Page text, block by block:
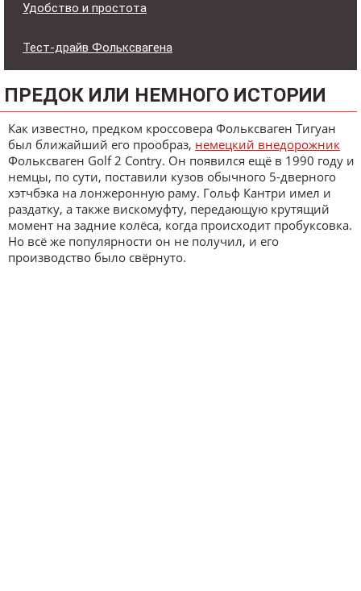
Удобство и простота
Тест-драйв Фольксвагена
ПРЕДОК ИЛИ НЕМНОГО ИСТОРИИ
Как известно, предком кроссовера Фольксваген Тигуан
был ближайший его прообраз, немецкий внедорожник
Фольксваген Golf 2 Contry. Он появился ещё в 1990 году и
немцы, по сути, поставили кузов обычного 5-дверного
хэтчбэка на лонжеронную раму. Гольф Кантри имел и
раздатку, а также вискомуфту, передающую крутящий
момент на задние колёса, когда происходит пробуксовка.
Но всё же популярности он не получил, и его
производство было свёрнуто.